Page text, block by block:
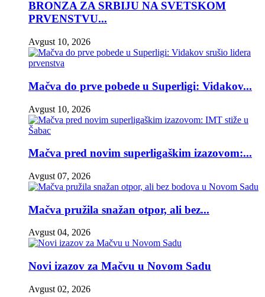
BRONZA ZA SRBIJU NA SVETSKOM
PRVENSTVU...
Avgust 10, 2026
Mačva do prve pobede u Superligi: Vidakov...
Avgust 10, 2026
Mačva pred novim superligaškim izazovom:...
Avgust 07, 2026
Mačva pružila snažan otpor, ali bez...
Avgust 04, 2026
Novi izazov za Mačvu u Novom Sadu
Avgust 02, 2026